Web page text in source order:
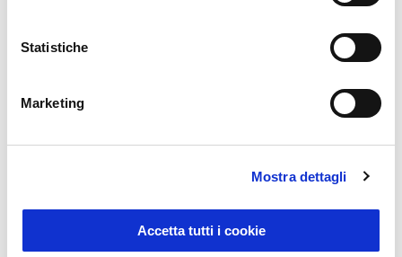
Statistiche
Marketing
Mostra dettagli
Accetta tutti i cookie
Prix : 1,600€